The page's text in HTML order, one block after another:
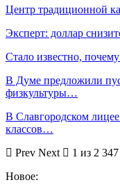
Центр традиционной
Эксперт: доллар
Стало известно,
В Думе предложили
физкультуры…
В Славгородском
классов…
Prev Next
1 из 2 347
Новое: